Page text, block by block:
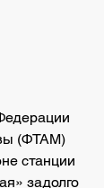
(ФТАМ)
станции
задолго